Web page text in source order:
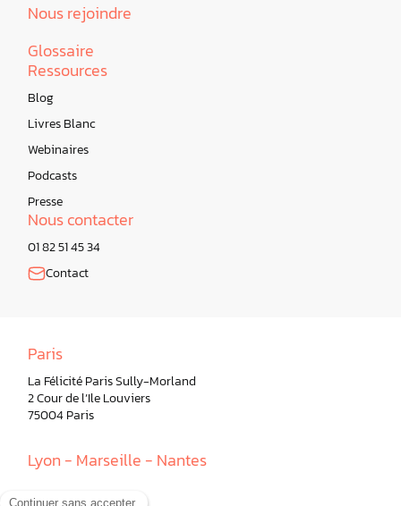
Nous rejoindre
Glossaire
Ressources
Blog
Livres Blanc
Webinaires
Podcasts
Presse
Nous contacter
01 82 51 45 34
Contact
Paris
La Félicité Paris Sully-Morland
2 Cour de l’Ile Louviers
75004 Paris
Lyon - Marseille - Nantes